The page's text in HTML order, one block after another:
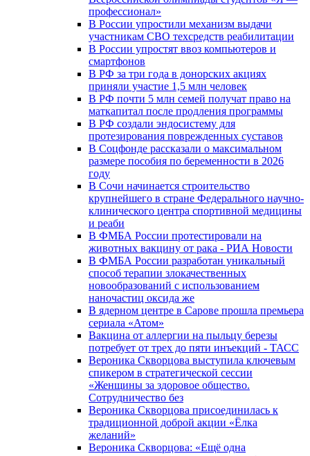
профессионал»
В России упростили механизм выдачи
участникам СВО техсредств реабилитации
В России упростят ввоз компьютеров и
смартфонов
В РФ за три года в донорских акциях
приняли участие 1,5 млн человек
В РФ почти 5 млн семей получат право на
маткапитал после продления программы
В РФ создали эндосистему для
протезирования поврежденных суставов
В Соцфонде рассказали о максимальном
размере пособия по беременности в 2026
году
В Сочи начинается строительство
крупнейшего в стране Федерального научно-
клинического центра спортивной медицины
и реаби
В ФМБА России протестировали на
животных вакцину от рака - РИА Новости
В ФМБА России разработан уникальный
способ терапии злокачественных
новообразований с использованием
наночастиц оксида же
В ядерном центре в Сарове прошла премьера
сериала «Атом»
Вакцина от аллергии на пыльцу березы
потребует от трех до пяти инъекций - ТАСС
Вероника Скворцова выступила ключевым
спикером в стратегической сессии
«Женщины за здоровое общество.
Сотрудничество без
Вероника Скворцова присоединилась к
традиционной доброй акции «Ёлка
желаний»
Вероника Скворцова: «Ещё одна